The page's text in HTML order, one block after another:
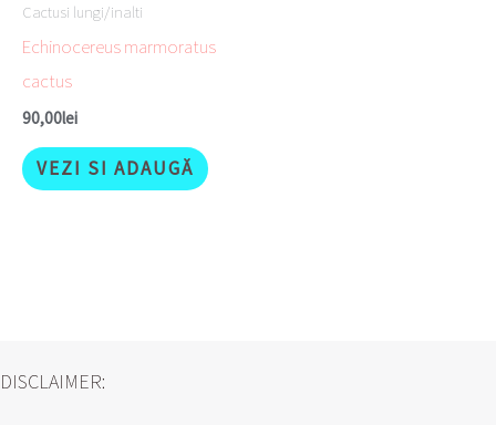
Cactusi lungi/inalti
Echinocereus marmoratus
cactus
90,00lei
VEZI SI ADAUGĂ
DISCLAIMER: